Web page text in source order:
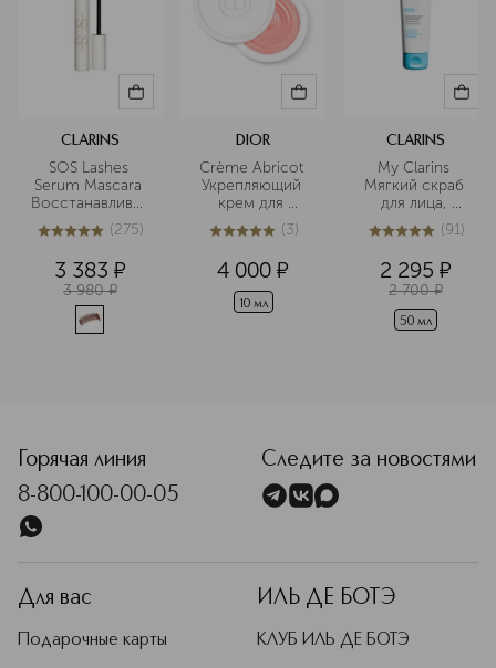
CLARINS
SOS Lashes
Serum Mascara
Восстанавливающий
и укрепляющий
праймер для
4.9из5275 (275)
3 383 ¤
3 980 ¤
DIOR
Crème Abricot
Укрепляющий
крем для
ногтей
5из 53 (3)
4 000 ¤
10 мл
CLARINS
My Clarins
Мягкий скраб
для лица,
придающий
сияние коже
5из 591 (91)
2 295 ¤
2 700 ¤
50 мл
Горячая линия
8-800-100-00-05
Следите за новостями
Для вас
Подарочные карты
ИЛЬ ДЕ БОТЭ
КЛУБ ИЛЬ ДЕ БОТЭ